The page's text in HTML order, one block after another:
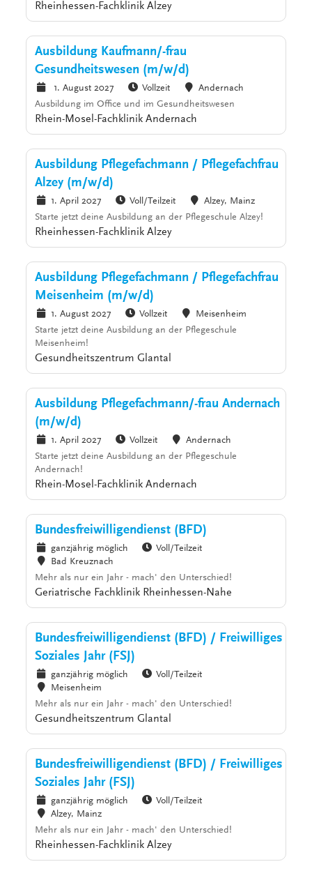
Rheinhessen-Fachklinik Alzey
Ausbildung Kaufmann/-frau
Gesundheitswesen (m/w/d)
1. August 2027 Vollzeit
Andernach
Ausbildung im Office und im Gesundheitswesen
Rhein-Mosel-Fachklinik Andernach
Ausbildung Pflegefachmann / Pflegefachfrau
Alzey (m/w/d)
1. April 2027 Voll/Teilzeit
Alzey, Mainz
Starte jetzt deine Ausbildung an der Pflegeschule Alzey!
Rheinhessen-Fachklinik Alzey
Ausbildung Pflegefachmann / Pflegefachfrau
Meisenheim (m/w/d)
1. August 2027 Vollzeit
Meisenheim
Starte jetzt deine Ausbildung an der Pflegeschule
Meisenheim!
Gesundheitszentrum Glantal
Ausbildung Pflegefachmann/-frau Andernach
(m/w/d)
1. April 2027 Vollzeit
Andernach
Starte jetzt deine Ausbildung an der Pflegeschule
Andernach!
Rhein-Mosel-Fachklinik Andernach
Bundesfreiwilligendienst (BFD)
ganzjährig möglich
Voll/Teilzeit
Bad Kreuznach
Mehr als nur ein Jahr - mach' den Unterschied!
Geriatrische Fachklinik Rheinhessen-Nahe
Bundesfreiwilligendienst (BFD) / Freiwilliges
Soziales Jahr (FSJ)
ganzjährig möglich
Voll/Teilzeit
Meisenheim
Mehr als nur ein Jahr - mach' den Unterschied!
Gesundheitszentrum Glantal
Bundesfreiwilligendienst (BFD) / Freiwilliges
Soziales Jahr (FSJ)
ganzjährig möglich
Voll/Teilzeit
Alzey, Mainz
Mehr als nur ein Jahr - mach' den Unterschied!
Rheinhessen-Fachklinik Alzey